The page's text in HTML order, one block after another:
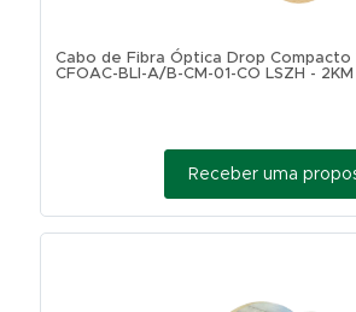
Cabo de Fibra Óptica Drop Compacto
CFOAC-BLI-A/B-CM-01-CO LSZH -
Receber uma